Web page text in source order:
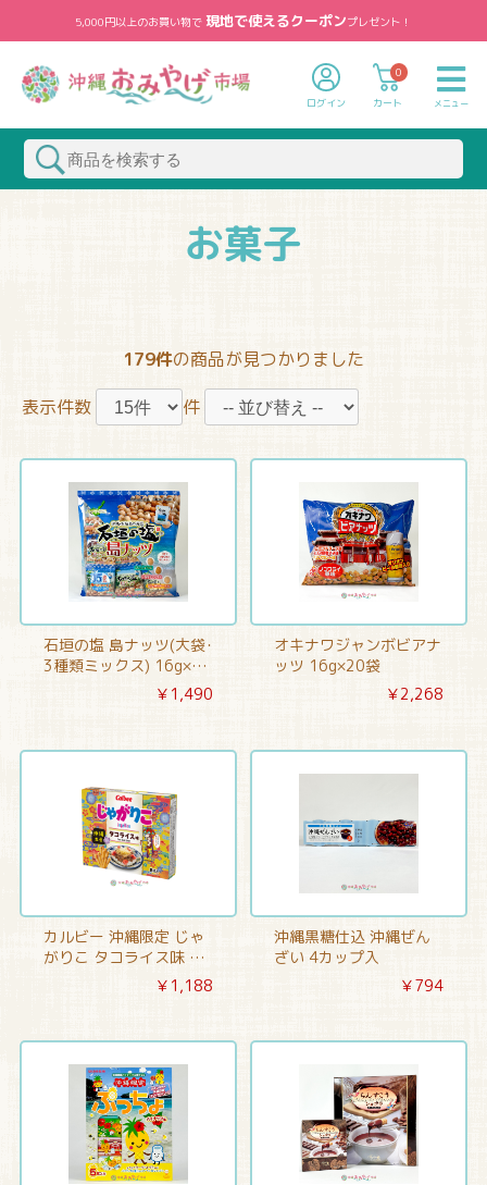
5,000円以上のお買い物で 現地で使えるクーポンプレゼント！
ログイン
0
カート メニュー
お菓子
179件の商品が見つかりました
表示件数
件
石垣の塩 島ナッツ(大袋･
3種類ミックス) 16g×15
￥1,490
オキナワジャンボビアナ
ッツ 16g×20袋
￥2,268
カルビー 沖縄限定 じゃ
がりこ タコライス味 8
￥1,188
沖縄黒糖仕込 沖縄ぜん
ざい 4カップ入
￥794